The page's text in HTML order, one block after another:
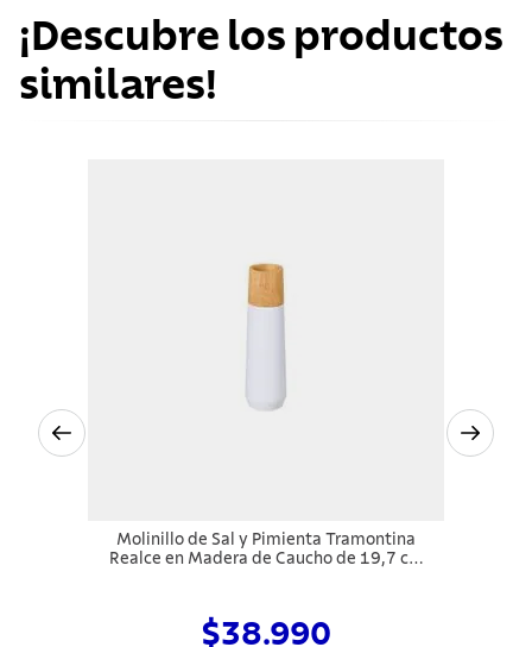
¡Descubre los productos
similares!
Molinillo de Sal y Pimienta Tramontina
Realce en Madera de Caucho de 19,7 cm
$38.990